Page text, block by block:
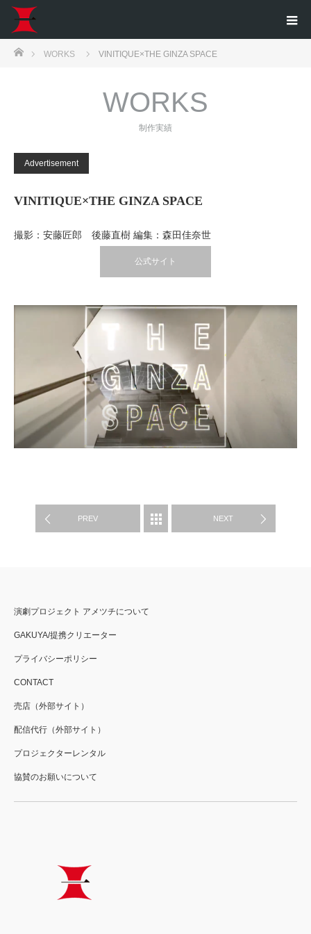
ホームWORKS VINITIQUE×THE GINZA SPACE
WORKS
制作実績
Advertisement
VINITIQUE×THE GINZA SPACE
撮影：安藤匠郎 後藤直樹 編集：森田佳奈世
公式サイト
PREV
WORKS NEXT
演劇プロジェクト アメツチについて
GAKUYA/提携クリエーター
プライバシーポリシー
CONTACT
売店（外部サイト）
配信代行（外部サイト）
プロジェクターレンタル
協賛のお願いについて